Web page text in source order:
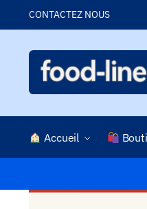
CONTACTEZ NOUS
Accueil